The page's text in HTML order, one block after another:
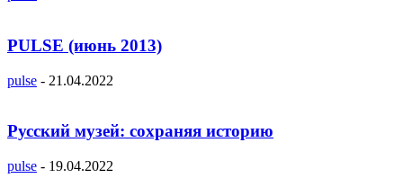
PULSE (июнь 2013)
pulse - 21.04.2022
Русский музей: сохраняя историю
pulse - 19.04.2022